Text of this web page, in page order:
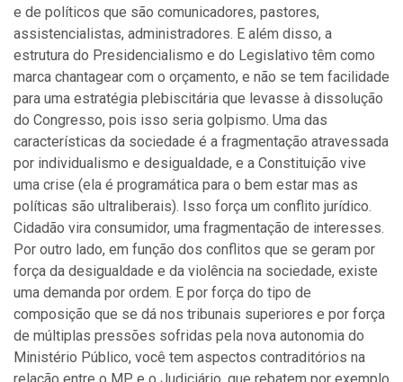
e de políticos que são comunicadores, pastores,
assistencialistas, administradores. E além disso, a
estrutura do Presidencialismo e do Legislativo têm como
marca chantagear com o orçamento, e não se tem facilidade
para uma estratégia plebiscitária que levasse à dissolução
do Congresso, pois isso seria golpismo. Uma das
características da sociedade é a fragmentação atravessada
por individualismo e desigualdade, e a Constituição vive
uma crise (ela é programática para o bem estar mas as
políticas são ultraliberais). Isso força um conflito jurídico.
Cidadão vira consumidor, uma fragmentação de interesses.
Por outro lado, em função dos conflitos que se geram por
força da desigualdade e da violência na sociedade, existe
uma demanda por ordem. E por força do tipo de
composição que se dá nos tribunais superiores e por força
de múltiplas pressões sofridas pela nova autonomia do
Ministério Público, você tem aspectos contraditórios na